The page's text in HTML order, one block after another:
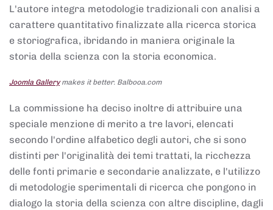
L'autore integra metodologie tradizionali con analisi a
carattere quantitativo finalizzate alla ricerca storica
e storiografica, ibridando in maniera originale la
storia della scienza con la storia economica.
Joomla Gallerymakes it better. Balbooa.com
La commissione ha deciso inoltre di attribuire una
speciale menzione di merito a tre lavori, elencati
secondo l'ordine alfabetico degli autori, che si sono
distinti per l'originalità dei temi trattati, la ricchezza
delle fonti primarie e secondarie analizzate, e l'utilizzo
di metodologie sperimentali di ricerca che pongono in
dialogo la storia della scienza con altre discipline, dagli